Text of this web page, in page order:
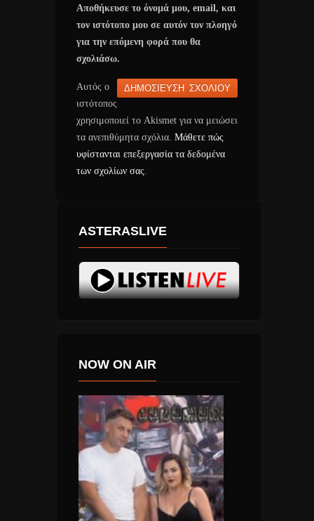
Αποθήκευσε το όνομά μου, email, και
τον ιστότοπο μου σε αυτόν τον πλοηγό
για την επόμενη φορά που θα
σχολιάσω.
Αυτός ο
ιστότοπος
χρησιμοποιεί το Akismet για να μειώσει
τα ανεπιθύμητα σχόλια. Μάθετε πώς
υφίστανται επεξεργασία τα δεδομένα
των σχολίων σας
ASTERASLIVE
NOW ON AIR